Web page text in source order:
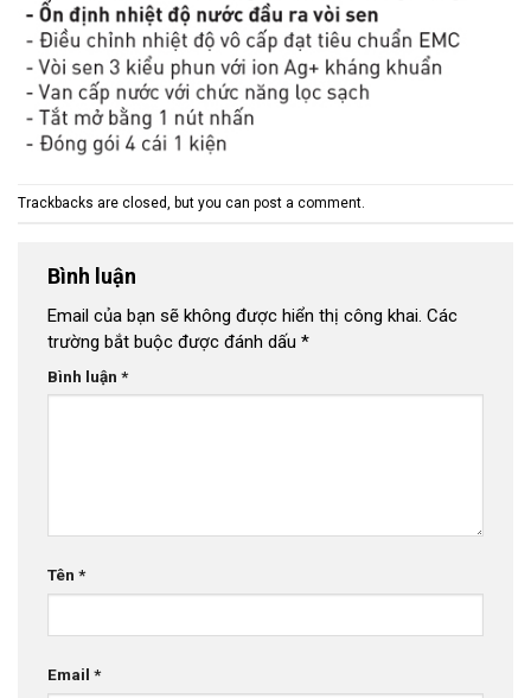
Trackbacks are closed, but you can post a comment.
Bình luận
Email của bạn sẽ không được hiển thị công khai. Các
trường bắt buộc được đánh dấu *
Bình luận *
Tên *
Email *